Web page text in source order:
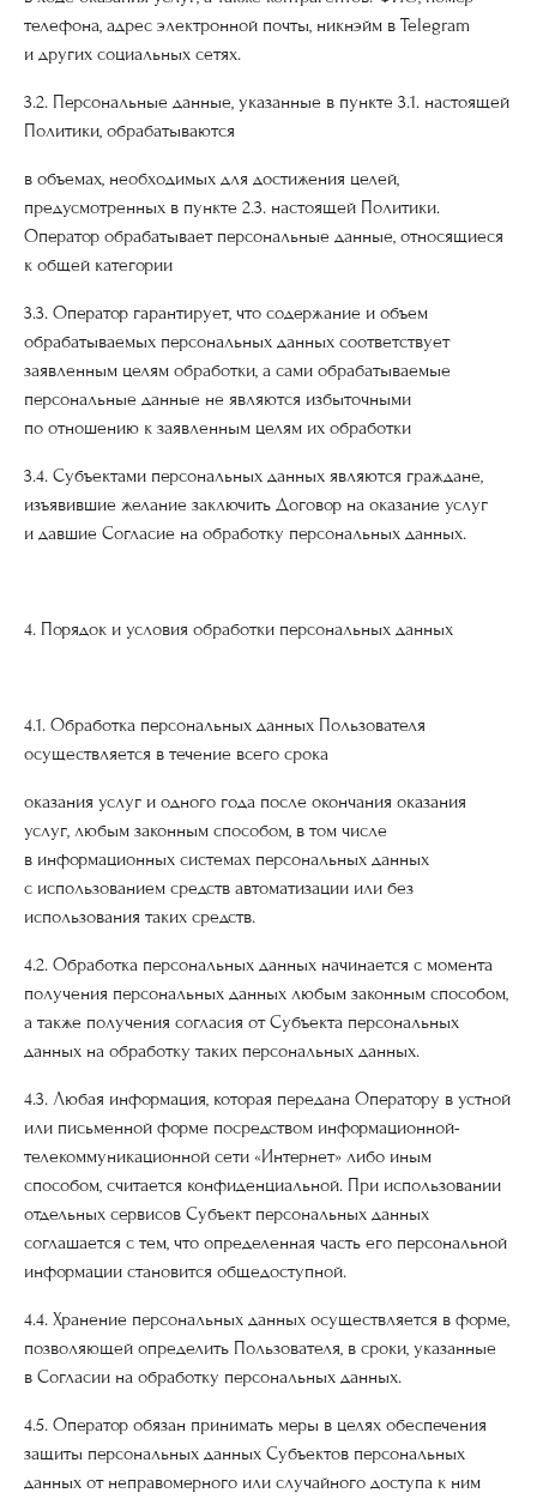
телефона, адрес электронной почты, никнэйм в Telegram
и других социальных сетях.
3.2. Персональные данные, указанные в пункте 3.1. настоящей
Политики, обрабатываются
в объемах, необходимых для достижения целей,
предусмотренных в пункте 2.3. настоящей Политики.
Оператор обрабатывает персональные данные, относящиеся
к общей категории
3.3. Оператор гарантирует, что содержание и объем
обрабатываемых персональных данных соответствует
заявленным целям обработки, а сами обрабатываемые
персональные данные не являются избыточными
по отношению к заявленным целям их обработки
3.4. Субъектами персональных данных являются граждане,
изъявившие желание заключить Договор на оказание услуг
и давшие Согласие на обработку персональных данных.
4. Порядок и условия обработки персональных данных
4.1. Обработка персональных данных Пользователя
осуществляется в течение всего срока
оказания услуг и одного года после окончания оказания
услуг, любым законным способом, в том числе
в информационных системах персональных данных
с использованием средств автоматизации или без
использования таких средств.
4.2. Обработка персональных данных начинается с момента
получения персональных данных любым законным способом,
а также получения согласия от Субъекта персональных
данных на обработку таких персональных данных.
4.3. Любая информация, которая передана Оператору в устной
или письменной форме посредством информационной-
телекоммуникационной сети «Интернет» либо иным
способом, считается конфиденциальной. При использовании
отдельных сервисов Субъект персональных данных
соглашается с тем, что определенная часть его персональной
информации становится общедоступной.
4.4. Хранение персональных данных осуществляется в форме,
позволяющей определить Пользователя, в сроки, указанные
в Согласии на обработку персональных данных.
4.5. Оператор обязан принимать меры в целях обеспечения
защиты персональных данных Субъектов персональных
данных от неправомерного или случайного доступа к ним